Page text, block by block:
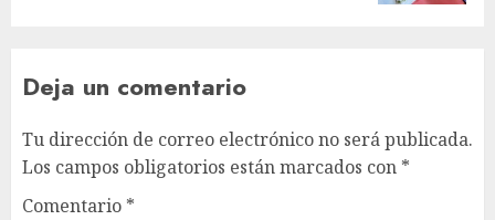
Deja un comentario
Tu dirección de correo electrónico no será publicada.
Los campos obligatorios están marcados con *
Comentario *